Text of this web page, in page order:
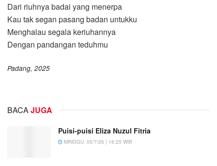
Dari riuhnya badai yang menerpa
Kau tak segan pasang badan untukku
Menghalau segala keriuhannya
Dengan pandangan teduhmu
Padang, 2025
BACAJUGA
Puisi-puisi Eliza Nuzul Fitria
MINGGU, 05/7/26 | 16:25 WIB